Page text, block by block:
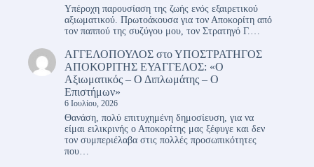
Υπέροχη παρουσίαση της ζωής ενός εξαιρετικού
αξιωματικού. Πρωτοάκουσα για τον Αποκορίτη από
τον παππού της συζύγου μου, τον Στρατηγό Γ.…
ΑΓΓΕΛΟΠΟΥΛΟΣ στοΥΠΟΣΤΡΑΤΗΓΟΣ
ΑΠΟΚΟΡΙΤΗΣ ΕΥΑΓΓΕΛΟΣ: «Ο
Αξιωματικός – Ο Διπλωμάτης – Ο
Επιστήμων»
6 Ιουλίου, 2026
Θανάση, πολύ επιτυχημένη δημοσίευση, για να
είμαι ειλικρινής ο Αποκορίτης μας ξέφυγε και δεν
τον συμπεριέλαβα στις πολλές προσωπικότητες
που…